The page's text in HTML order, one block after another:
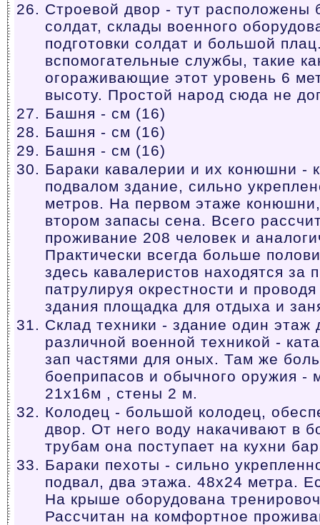
Строевой двор - тут расположены
солдат, склады военного
подготовки солдат и большой
вспомогательные службы, такие
огораживающие этот уровень 6
высоту. Простой народ сюда не
Башня - см (16)
Башня - см (16)
Башня - см (16)
Бараки кавалерии и их конюшни -
подвалом здание, сильно
метров. На первом этаже
втором запасы сена. Всего
проживание 208 человек и
Практически всегда больше
здесь кавалеристов находятся за
патрулируя окрестности и
здания площадка для отдыха и
Склад техники - здание один
различной военной техникой -
зап частями для оных. Там же
боеприпасов и обычного оружия -
21x16м , стены 2 м.
Колодец - большой колодец,
двор. От него воду накачивают в
трубам она поступает на кухни
Бараки пехоты - сильно
подвал, два этажа. 48x24 метра.
На крыше оборудована
Рассчитан на комфортное